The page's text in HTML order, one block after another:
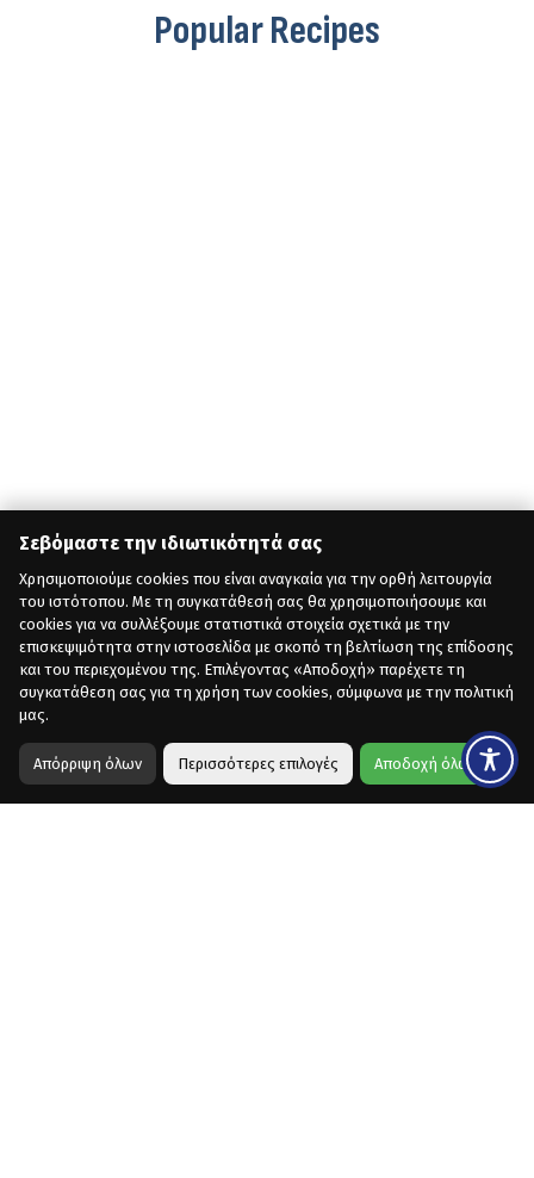
Σεβόμαστε την ιδιωτικότητά σας
Χρησιμοποιούμε cookies που είναι αναγκαία για την ορθή λειτουργία
του ιστότοπου. Με τη συγκατάθεσή σας θα χρησιμοποιήσουμε και
cookies για να συλλέξουμε στατιστικά στοιχεία σχετικά με την
επισκεψιμότητα στην ιστοσελίδα με σκοπό τη βελτίωση της επίδοσης
και του περιεχομένου της. Επιλέγοντας «Αποδοχή» παρέχετε τη
συγκατάθεση σας για τη χρήση των cookies, σύμφωνα με την πολιτική
μας.
Απόρριψη όλων Περισσότερες επιλογές Αποδοχή όλων
Popular Recipes